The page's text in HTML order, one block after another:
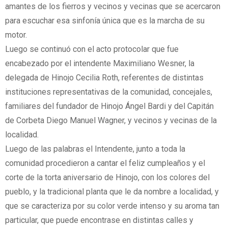
amantes de los fierros y vecinos y vecinas que se acercaron
para escuchar esa sinfonía única que es la marcha de su
motor.
Luego se continuó con el acto protocolar que fue
encabezado por el intendente Maximiliano Wesner, la
delegada de Hinojo Cecilia Roth, referentes de distintas
instituciones representativas de la comunidad, concejales,
familiares del fundador de Hinojo Ángel Bardi y del Capitán
de Corbeta Diego Manuel Wagner, y vecinos y vecinas de la
localidad.
Luego de las palabras el Intendente, junto a toda la
comunidad procedieron a cantar el feliz cumpleaños y el
corte de la torta aniversario de Hinojo, con los colores del
pueblo, y la tradicional planta que le da nombre a localidad, y
que se caracteriza por su color verde intenso y su aroma tan
particular, que puede encontrase en distintas calles y